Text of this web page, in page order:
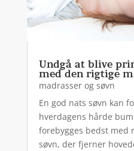
Undgå at blive
med den rigtige
madrasser og søvn
En god nats søvn kan
hverdagens hårde
forebygges bedst
søvn, der fjerner